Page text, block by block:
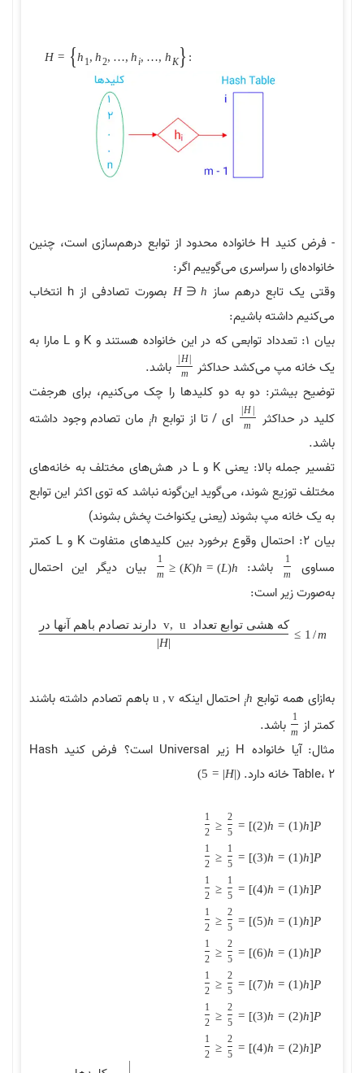
H = {h 1, h2, …, hi, …, hK} :
- فرض کنید H خانواده محدود از توابع درهم‌سازی است، چنین
خانواده‌ای را سراسری می‌گوییم اگر:
وقتی یک تابع درهم ساز h
∈
H
بصورت تصادفی از h انتخاب
می‌کنیم داشته باشیم:
بیان 1: تعدداد توابعی که در این خانواده هستند و K و L مارا به
یک خانه مپ می‌کشد حداکثر |
H
|
m
باشد.
توضیح بیشتر: دو به دو کلیدها را چک می‌کنیم، برای هرجفت
کلید در حداکثر
H
m
ای / تا از توابع h
i مان تصادم وجود داشته
باشد.
تفسیر جمله بالا: یعنی K و L در هش‌های مختلف به خانه‌های
مختلف توزیع شوند، می‌گوید این‌گونه نباشد که توی اکثر این توابع
به یک خانه مپ بشوند (یعنی یکنواخت پخش بشوند)
بیان 2: احتمال وقوع برخورد بین کلید‌‌های متفاوت K و L کمتر
مساوی
1
m
باشد: h
(
L
)
=
h
(
K
)
≤
1
m
بیان دیگر این احتمال
به‌صورت زیر است:
در آنها باهم تصادم دارند v, u تعداد توابع هشی که
|H|
≤ 1 /m
به‌ازای همه توابع h
i احتمال اینکهv
,
u باهم تصادم داشته باشند
کمتر از 1
m باشد.
مثال: آیا خانواده H زیر Universal است؟ فرض کنید Hash
Table، 2 خانه دارد.
(
|
H
|
=
5
)
P
[
h
(
1
)
=
h
(
2
)
]
=
2
5
≤
1
2
P
[
h
(
1
)
=
h
(
3
)
]
=
1
5
≤
1
2
P
[
h
(
1
)
=
h
(
4
)
]
=
1
5
≤
1
2
P
[
h
(
1
)
=
h
(
5
)
]
=
2
5
≤
1
2
P
[
h
(
1
)
=
h
(
6
)
]
=
2
5
≤
1
2
P
[
h
(
1
)
=
h
(
7
)
]
=
2
5
≤
1
2
P
[
h
(
2
)
=
h
(
3
)
]
=
2
5
≤
1
2
P
[
h
(
2
)
=
h
(
4
)
]
=
2
5
≤
1
2